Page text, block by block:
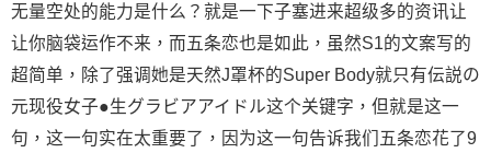
无量空处的能力是什么？就是一下子塞进来超级多的资讯让
让你脑袋运作不来，而五条恋也是如此，虽然S1的文案写的
超简单，除了强调她是天然J罩杯的Super Body就只有伝説の
元现役女子●生グラビアアイドル这个关键字，但就是这一
句，这一句实在太重要了，因为这一句告诉我们五条恋花了9